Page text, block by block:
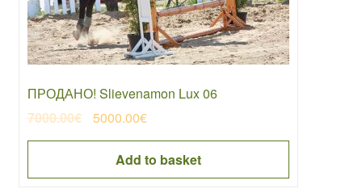
ПРОДАНО! Slievenamon Lux 06
7000.00€
Original
price
7000.00€.
5000.00€Current
price
is:
5000.00€.
Add to basket